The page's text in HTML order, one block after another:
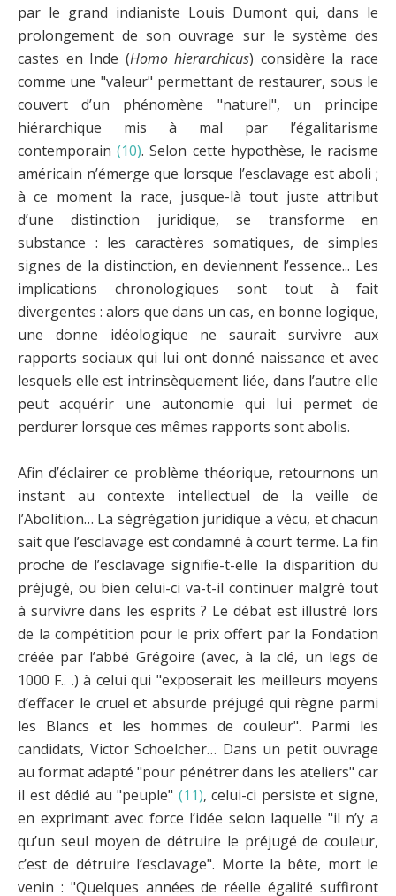
par le grand indianiste Louis Dumont qui, dans le
prolongement de son ouvrage sur le système des
castes en Inde (Homo hierarchicus) considère la race
comme une "valeur" permettant de restaurer, sous le
couvert d’un phénomène "naturel", un principe
hiérarchique mis à mal par l’égalitarisme
contemporain(10). Selon cette hypothèse, le racisme
américain n’émerge que lorsque l’esclavage est aboli ;
à ce moment la race, jusque-là tout juste attribut
d’une distinction juridique, se transforme en
substance : les caractères somatiques, de simples
signes de la distinction, en deviennent l’essence... Les
implications chronologiques sont tout à fait
divergentes : alors que dans un cas, en bonne logique,
une donne idéologique ne saurait survivre aux
rapports sociaux qui lui ont donné naissance et avec
lesquels elle est intrinsèquement liée, dans l’autre elle
peut acquérir une autonomie qui lui permet de
perdurer lorsque ces mêmes rapports sont abolis.
Afin d’éclairer ce problème théorique, retournons un
instant au contexte intellectuel de la veille de
l’Abolition… La ségrégation juridique a vécu, et chacun
sait que l’esclavage est condamné à court terme. La fin
proche de l’esclavage signifie-t-elle la disparition du
préjugé, ou bien celui-ci va-t-il continuer malgré tout
à survivre dans les esprits ? Le débat est illustré lors
de la compétition pour le prix offert par la Fondation
créée par l’abbé Grégoire (avec, à la clé, un legs de
1000 F.. .) à celui qui "exposerait les meilleurs moyens
d’effacer le cruel et absurde préjugé qui règne parmi
les Blancs et les hommes de couleur". Parmi les
candidats, Victor Schoelcher… Dans un petit ouvrage
au format adapté "pour pénétrer dans les ateliers" car
il est dédié au "peuple" (11), celui-ci persiste et signe,
en exprimant avec force l’idée selon laquelle "il n’y a
qu’un seul moyen de détruire le préjugé de couleur,
c’est de détruire l’esclavage". Morte la bête, mort le
venin : "Quelques années de réelle égalité suffiront